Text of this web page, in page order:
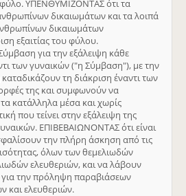
φύλο. ΥΠΕΝΘΥΜΙΖΟΝΤΑΣ ότι τα
δικαιωμάτων και τα λοιπά
δικαιωμάτων
εξαιτίας του φύλου.
για την εξάλειψη κάθε
των γυναικών ("η Σύμβαση"), με την
τη διάκριση έναντι των
της και συμφωνούν να
κατάλληλα μέσα και χωρίς
που τείνει στην εξάλειψη της
ΕΠΙΒΕΒΑΙΩΝΟΝΤΑΣ ότι είναι
την πλήρη άσκηση από τις
όλων των θεμελιωδών
ελευθεριών, και να λάβουν
για την πρόληψη παραβιάσεων
και ελευθεριών.